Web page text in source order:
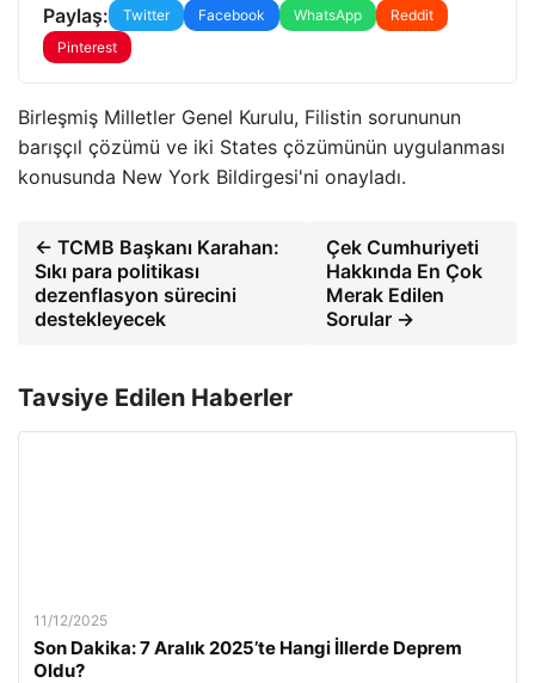
Paylaş: Twitter Facebook WhatsApp
Reddit
Pinterest
Birleşmiş Milletler Genel Kurulu, Filistin sorununun
barışçıl çözümü ve iki States çözümünün uygulanması
konusunda New York Bildirgesi'ni onayladı.
← TCMB Başkanı Karahan:
Sıkı para politikası
dezenflasyon sürecini
destekleyecek
Çek Cumhuriyeti
Hakkında En Çok
Merak Edilen
Sorular →
Tavsiye Edilen Haberler
11/12/2025
Son Dakika: 7 Aralık 2025’te Hangi İllerde Deprem
Oldu?